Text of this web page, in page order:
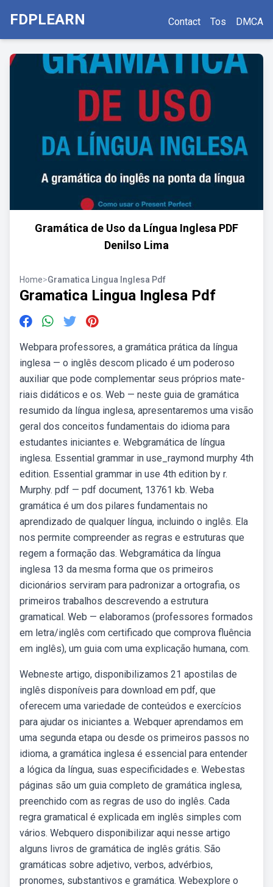
FDPLEARN Contact Tos DMCA
Gramática de Uso da Língua Inglesa PDF
Denilso Lima
Home>Gramatica Lingua Inglesa Pdf
Gramatica Lingua Inglesa Pdf
Webpara professores, a gramática prática da língua
inglesa — o inglês descom­ plicado é um poderoso
auxiliar que pode complementar seus próprios mate­
riais didáticos e os. Web — neste guia de gramática
resumido da língua inglesa, apresentaremos uma visão
geral dos conceitos fundamentais do idioma para
estudantes iniciantes e. Webgramática de língua
inglesa. Essential grammar in use_raymond murphy 4th
edition. Essential grammar in use 4th edition by r.
Murphy. pdf — pdf document, 13761 kb. Weba
gramática é um dos pilares fundamentais no
aprendizado de qualquer língua, incluindo o inglês. Ela
nos permite compreender as regras e estruturas que
regem a formação das. Webgramática da língua
inglesa 13 da mesma forma que os primeiros
dicionários serviram para padronizar a ortografia, os
primeiros trabalhos descrevendo a estrutura
gramatical. Web — elaboramos (professores formados
em letra/inglês com certificado que comprova fluência
em inglês), um guia com uma explicação humana, com.
Webneste artigo, disponibilizamos 21 apostilas de
inglês disponíveis para download em pdf, que
oferecem uma variedade de conteúdos e exercícios
para ajudar os iniciantes a. Webquer aprendamos em
uma segunda etapa ou desde os primeiros passos no
idioma, a gramática inglesa é essencial para entender
a lógica da língua, suas especificidades e. Webestas
páginas são um guia completo de gramática inglesa,
preenchido com as regras de uso do inglês. Cada
regra gramatical é explicada em inglês simples com
vários. Webquero disponibilizar aqui nesse artigo
alguns livros de gramática de inglês grátis. São
gramáticas sobre adjetivo, verbos, advérbios,
pronomes, substantivos e gramática. Webexplore o